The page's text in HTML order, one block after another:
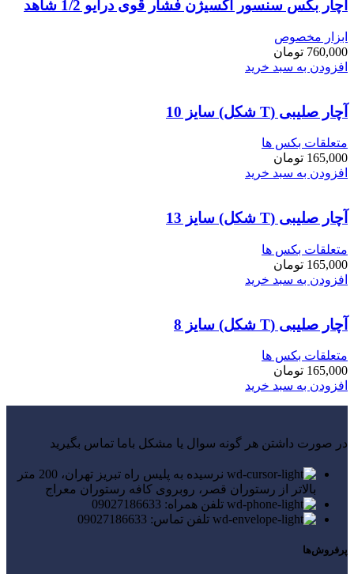
آچار بکس سنسور اکسیژن فشار قوی درایو 1/2 شاهد
ابزار مخصوص
760,000 تومان
افزودن به سبد خرید
آچار صلیبی (T شکل) سایز 10
متعلقات بکس ها
165,000 تومان
افزودن به سبد خرید
آچار صلیبی (T شکل) سایز 13
متعلقات بکس ها
165,000 تومان
افزودن به سبد خرید
آچار صلیبی (T شکل) سایز 8
متعلقات بکس ها
165,000 تومان
افزودن به سبد خرید
در صورت داشتن هر گونه سوال یا مشکل باما تماس بگیرید
نرسیده به پلیس راه تبریز تهران، 200 متر
بالاتر از رستوران قصر، روبروی کافه رستوران معراج
تلفن همراه: 09027186633
تلفن تماس: 09027186633
پرفروش‌ها